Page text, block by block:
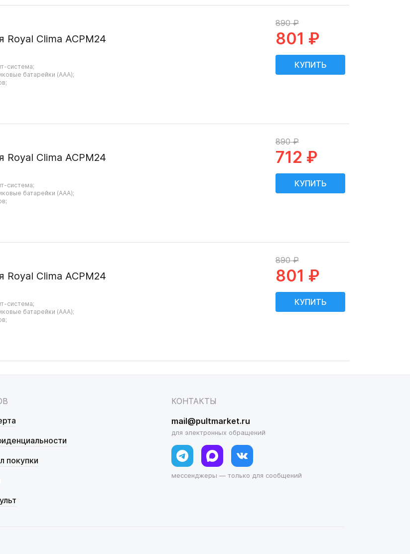
Royal Clima ACPM24
система;
батарейки (AAA);
890 ₽
801 ₽
Royal Clima ACPM24
система;
батарейки (AAA);
890 ₽
712 ₽
Royal Clima ACPM24
система;
батарейки (AAA);
890 ₽
801 ₽
покупки
КОНТАКТЫ
mail@pultmarket.ru
для электронных обращений
мессенджеры — только для сообщений